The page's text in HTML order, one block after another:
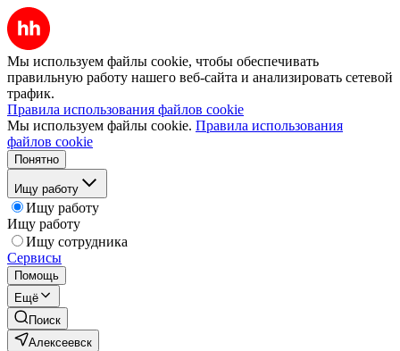
Мы используем файлы cookie, чтобы обеспечивать
правильную работу нашего веб-сайта и анализировать сетевой
трафик.
Правила использования файлов cookie
Мы используем файлы cookie. Правила использования
файлов cookie
Понятно
Ищу работу
Ищу работу
Ищу работу
Ищу сотрудника
Сервисы
Помощь
Ещё
Поиск
Алексеевск